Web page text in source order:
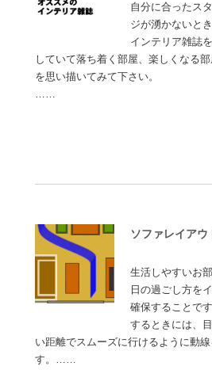
自分に合ったス
ジが湧かないとき
インテリア雑誌
していて落ち着く部屋、楽しくなる
を思い描いてみて下さい。
……
ソファレイアウ
生活しやすいお
日の過ごし方を
確保することで
するときには、
い距離でスムーズに行けるように動
す。……